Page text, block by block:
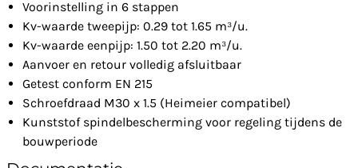
Voorinstelling in 6 stappen
Kv-waarde tweepijp: 0.29 tot 1.65 m³/u.
Kv-waarde eenpijp: 1.50 tot 2.20 m³/u.
Aanvoer en retour volledig afsluitbaar
Getest conform EN 215
Schroefdraad M30 x 1.5 (Heimeier compatibel)
Kunststof spindelbescherming voor regeling tijdens de
bouwperiode